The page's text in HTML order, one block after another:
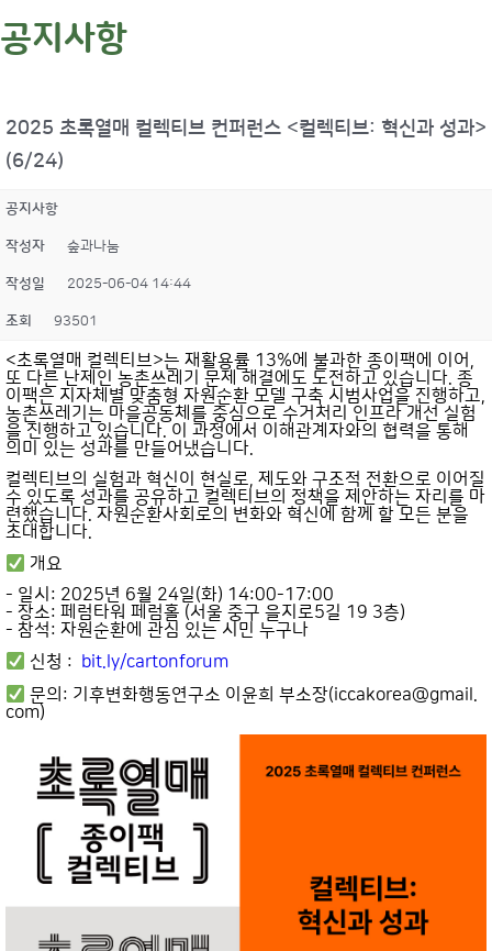
공지사항
2025 초록열매 컬렉티브 컨퍼런스 <컬렉티브: 혁신과 성과>
(6/24)
공지사항
작성자 숲과나눔
작성일 2025-06-04 14:44
조회 93501
<초록열매 컬렉티브>는 재활용률 13%에 불과한 종이팩에 이어,
또 다른 난제인 농촌쓰레기 문제 해결에도 도전하고 있습니다. 종
이팩은 지자체별 맞춤형 자원순환 모델 구축 시범사업을 진행하고,
농촌쓰레기는 마을공동체를 중심으로 수거처리 인프라 개선 실험
을 진행하고 있습니다. 이 과정에서 이해관계자와의 협력을 통해
의미 있는 성과를 만들어냈습니다.
컬렉티브의 실험과 혁신이 현실로, 제도와 구조적 전환으로 이어질
수 있도록 성과를 공유하고 컬렉티브의 정책을 제안하는 자리를 마
련했습니다. 자원순환사회로의 변화와 혁신에 함께 할 모든 분을
초대합니다.
개요
- 일시: 2025년 6월 24일(화) 14:00-17:00
- 장소: 페럼타워 페럼홀 (서울 중구 을지로5길 19 3층)
- 참석: 자원순환에 관심 있는 시민 누구나
신청 : bit.ly/cartonforum
문의: 기후변화행동연구소 이윤희 부소장(iccakorea@gmail.
com)